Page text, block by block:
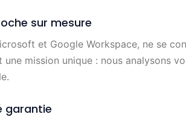
sur mesure
et Google Workspace, ne se
mission unique : nous analysons
garantie